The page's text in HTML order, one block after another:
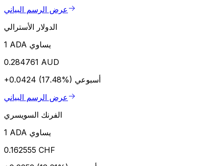
عرض الرسم البياني
الدولار الأسترالي
1 ADA يساوي
0.284761 AUD
+0.0424 (17.48%) أسبوعي
عرض الرسم البياني
الفرنك السويسري
1 ADA يساوي
0.162555 CHF